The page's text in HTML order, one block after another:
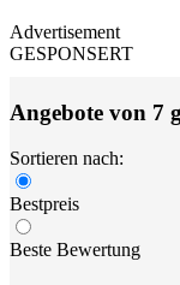
Advertisement
GESPONSERT
Angebote von 7
Sortieren nach:
Bestpreis
Beste Bewertung